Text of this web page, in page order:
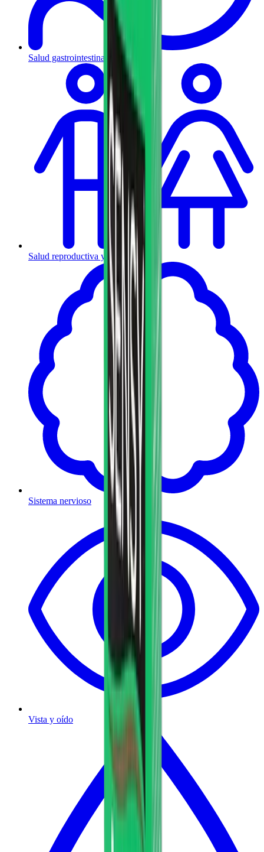
Salud gastrointestinal y metabólica
Salud reproductiva y hormonal
Sistema nervioso
Vista y oído